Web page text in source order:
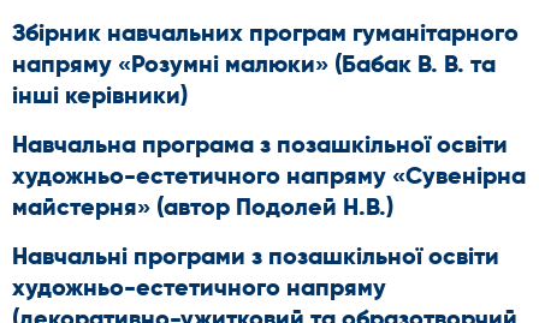
Збірник навчальних програм гуманітарного
напряму «Розумні малюки» (Бабак В. В. та
інші керівники)
Навчальна програма з позашкільної освіти
художньо-естетичного напряму «Сувенірна
майстерня» (автор Подолей Н.В.)
Навчальні програми з позашкільної освіти
художньо-естетичного напряму